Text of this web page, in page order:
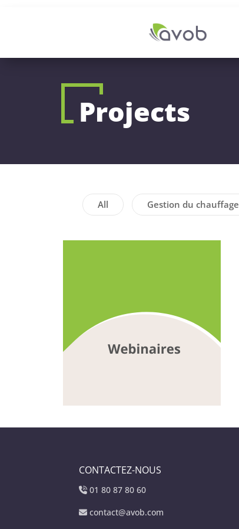
Projects
All Gestion du chauffage
CONTACTEZ-NOUS
01 80 87 80 60
contact@avob.com